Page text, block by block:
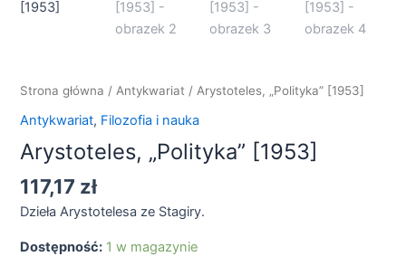
Strona główna /Antykwariat / Arystoteles, „Polityka” [1953]
Antykwariat, Filozofia i nauka
Arystoteles, „Polityka” [1953]
117,17 zł
Dzieła Arystotelesa ze Stagiry.
Dostępność: 1 w magazynie